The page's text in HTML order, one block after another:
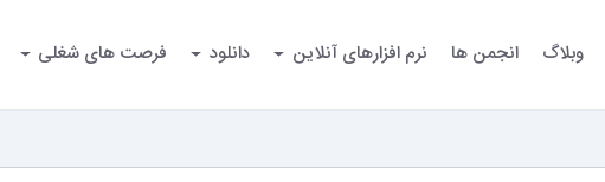
وبلاگ انجمن ها نرم افزارهای آنلاین دانلود فرصت های شغلی